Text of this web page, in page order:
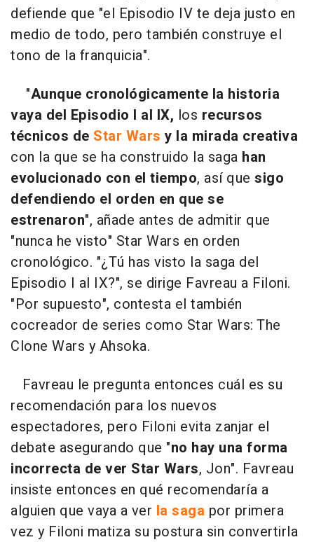
defiende que "el Episodio IV te deja justo en
medio de todo, pero también construye el
tono de la franquicia".
"Aunque cronológicamente la historia
vaya del Episodio I al IX, los recursos
técnicos de Star Wars y la mirada creativa
con la que se ha construido la saga han
evolucionado con el tiempo, así que sigo
defendiendo el orden en que se
estrenaron", añade antes de admitir que
"nunca he visto" Star Wars en orden
cronológico. "¿Tú has visto la saga del
Episodio I al IX?", se dirige Favreau a Filoni.
"Por supuesto", contesta el también
cocreador de series como Star Wars: The
Clone Wars y Ahsoka.
Favreau le pregunta entonces cuál es su
recomendación para los nuevos
espectadores, pero Filoni evita zanjar el
debate asegurando que "no hay una forma
incorrecta de ver Star Wars, Jon". Favreau
insiste entonces en qué recomendaría a
alguien que vaya a ver la saga por primera
vez y Filoni matiza su postura sin convertirla